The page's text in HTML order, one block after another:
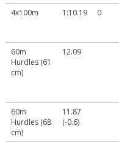
4x100m
1:10.19 0
60m
Hurdles (61
cm)
12.09
60m
Hurdles (68
cm)
11.87
(-0.6)